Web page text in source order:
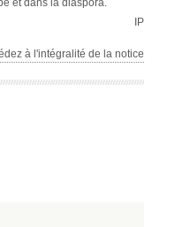
et dans la diaspora.
IP
à l'intégralité de la notice